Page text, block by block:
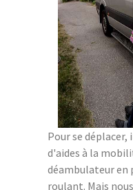
Pour se
d'aides à la
déambulateur en
roulant. Mais